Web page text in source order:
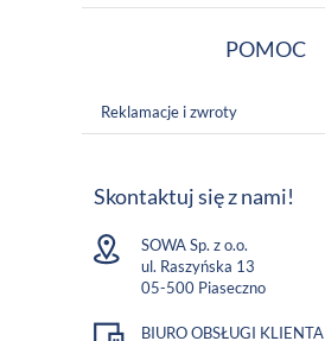
POMOC
Reklamacje i zwroty
Skontaktuj się z nami!
SOWA Sp. z o.o.
ul. Raszyńska 13
05-500 Piaseczno
BIURO OBSŁUGI KLIENTA